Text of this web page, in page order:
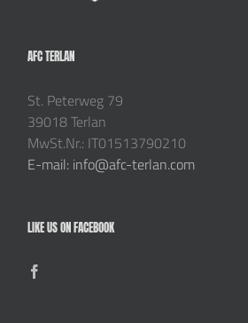
AFC TERLAN
St. Peterweg 79
39018 Terlan
MwSt.Nr.: IT01513790210
E-mail: info@afc-terlan.com
LIKE US ON FACEBOOK